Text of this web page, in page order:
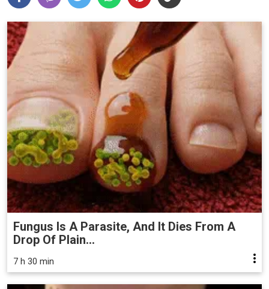
Fungus Is A Parasite, And It Dies From A
Drop Of Plain...
7 h 30 min